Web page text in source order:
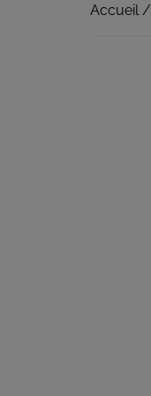
Accueil/